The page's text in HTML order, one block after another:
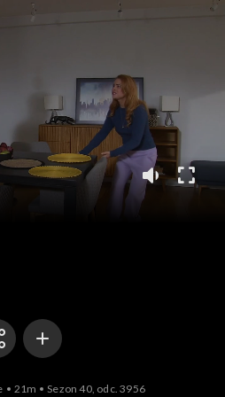
21m Sezon 40, odc. 3956